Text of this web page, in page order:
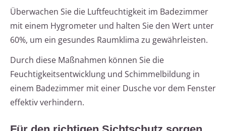
Überwachen Sie die Luftfeuchtigkeit im Badezimmer
mit einem Hygrometer und halten Sie den Wert unter
60%, um ein gesundes Raumklima zu gewährleisten.
Durch diese Maßnahmen können Sie die
Feuchtigkeitsentwicklung und Schimmelbildung in
einem Badezimmer mit einer Dusche vor dem Fenster
effektiv verhindern.